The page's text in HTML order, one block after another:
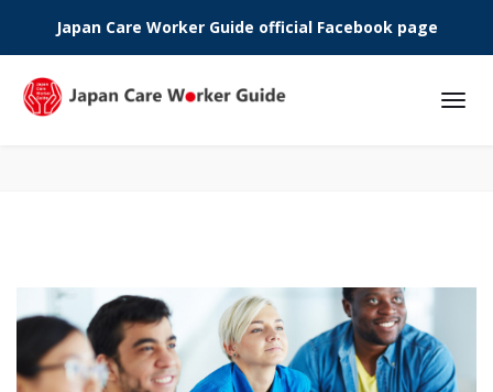
Phone:
Japan Care Worker Guide official Facebook page